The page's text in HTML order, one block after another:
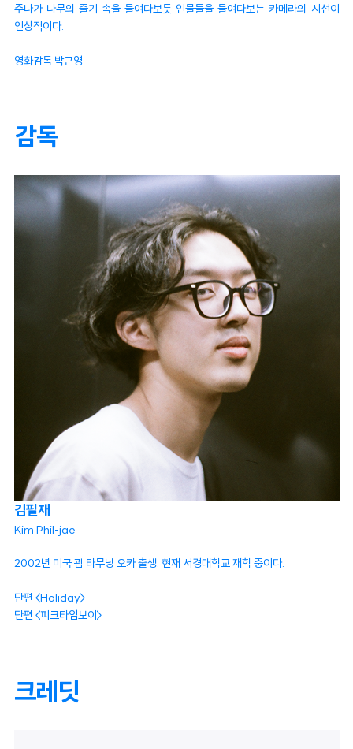
주나가 나무의 줄기 속을 들여다보듯 인물들을 들여다보는 카메라의 시선이
인상적이다.
영화감독 박근영
감독
김필재
Kim Phil-jae
2002년 미국 괌 타무닝 오카 출생. 현재 서경대학교 재학 중이다.
단편 <Holiday>
단편 <피크타임보이>
크레딧